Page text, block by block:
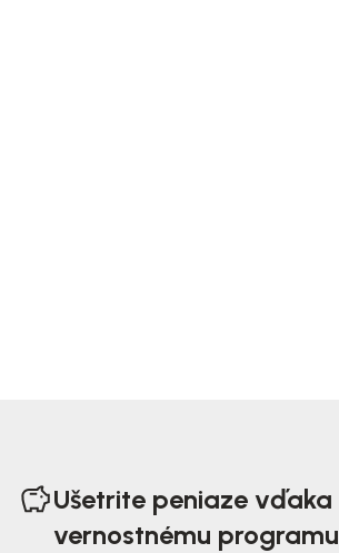
Ušetrite peniaze vďaka
vernostnému programu